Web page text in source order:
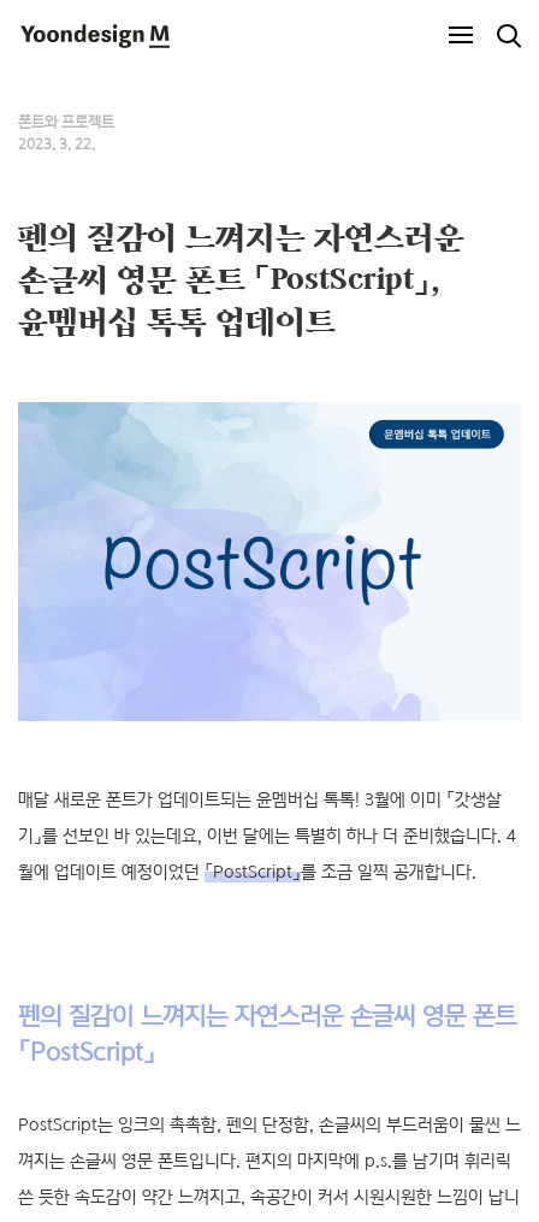
Yoondesign M
폰트와 프로젝트
2023. 3. 22.
펜의 질감이 느껴지는 자연스러운
손글씨 영문 폰트 「PostScript」,
윤멤버십 톡톡 업데이트
매달 새로운 폰트가 업데이트되는 윤멤버십 톡톡! 3월에 이미 「갓생살
기」를 선보인 바 있는데요, 이번 달에는 특별히 하나 더 준비했습니다. 4
월에 업데이트 예정이었던 「PostScript」를 조금 일찍 공개합니다.
펜의 질감이 느껴지는 자연스러운 손글씨 영문 폰트
「PostScript」
PostScript는 잉크의 촉촉함, 펜의 단정함, 손글씨의 부드러움이 물씬 느
껴지는 손글씨 영문 폰트입니다. 편지의 마지막에 p.s.를 남기며 휘리릭
쓴 듯한 속도감이 약간 느껴지고, 속공간이 커서 시원시원한 느낌이 납니